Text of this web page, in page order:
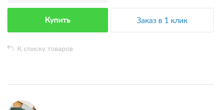
Купить Заказ в 1 клик
К списку товаров